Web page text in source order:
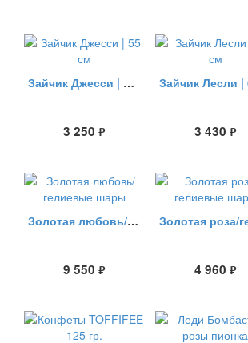
Зайчик Джесси | 55 см
3 250 руб. 3 430 руб.
Золотая любовь/гелиевые шары
9 550 руб. 4 960 руб.